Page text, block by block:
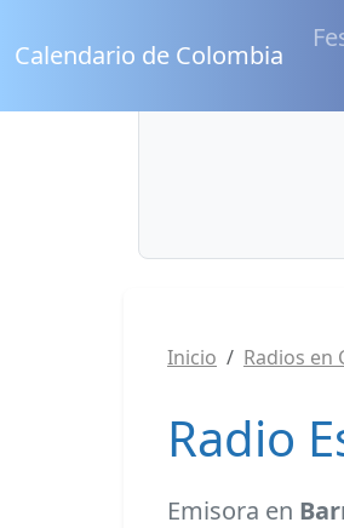
Calendario de Colombia
Inicio Radios en
Radio
Emisora en